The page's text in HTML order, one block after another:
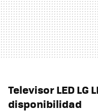
TelevisorLEDLG
disponibilidad